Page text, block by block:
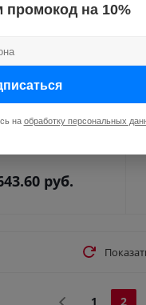
WiFi (белый)
E10W230WiFi
руб.
1 2
промокод на 10%
на обработку персональных